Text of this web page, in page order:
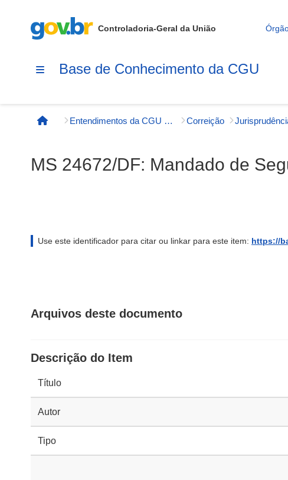
Controladoria-Geral da União
Base de Conhecimento da CGU
Página inicial
Entendimentos da CGU e órgãos externos Correição
MS 24672/DF: Mandado de
Use este identificador para citar ou linkar para este item: https://
Arquivos deste documento
Descrição do Item
Título
Autor
Tipo